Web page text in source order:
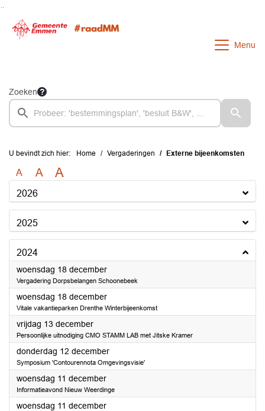
Menu
Zoeken
U bevindt zich hier: Home Vergaderingen Externe bijeenkomsten
A A A
2026
2025
2024
woensdag 18 december2024
Vergadering Dorpsbelangen Schoonebeek
woensdag 18 december2024
Vitale vakantieparken Drenthe Winterbijeenkomst
vrijdag 13 december2024
Persoonlijke uitnodiging CMO STAMM LAB met Jitske Kramer
donderdag 12 december2024
Symposium 'Contourennota Omgevingsvisie'
woensdag 11 december2024
Informatieavond Nieuw Weerdinge
woensdag 11 december2024